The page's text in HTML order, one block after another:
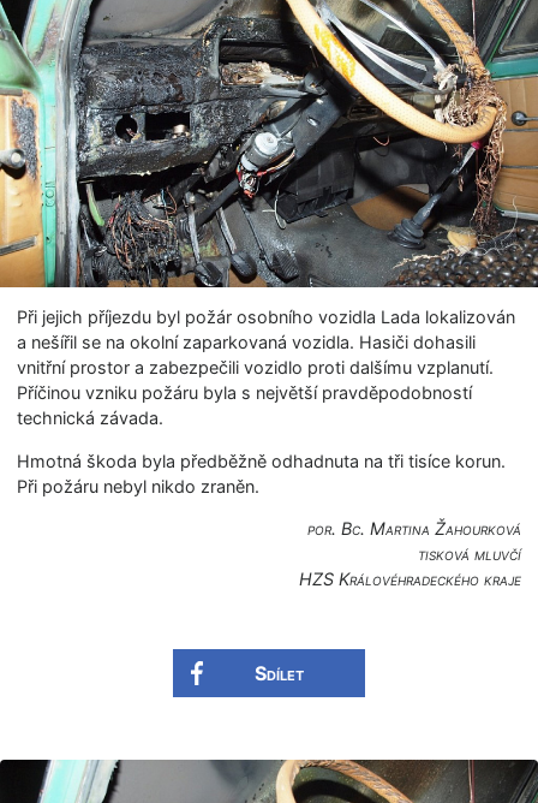
Při jejich příjezdu byl požár osobního vozidla Lada lokalizován
a nešířil se na okolní zaparkovaná vozidla. Hasiči dohasili
vnitřní prostor a zabezpečili vozidlo proti dalšímu vzplanutí.
Příčinou vzniku požáru byla s největší pravděpodobností
technická závada.
Hmotná škoda byla předběžně odhadnuta na tři tisíce korun.
Při požáru nebyl nikdo zraněn.
por. Bc. Martina Žahourková
tisková mluvčí
HZS Královéhradec­kého kraje
Sdílet